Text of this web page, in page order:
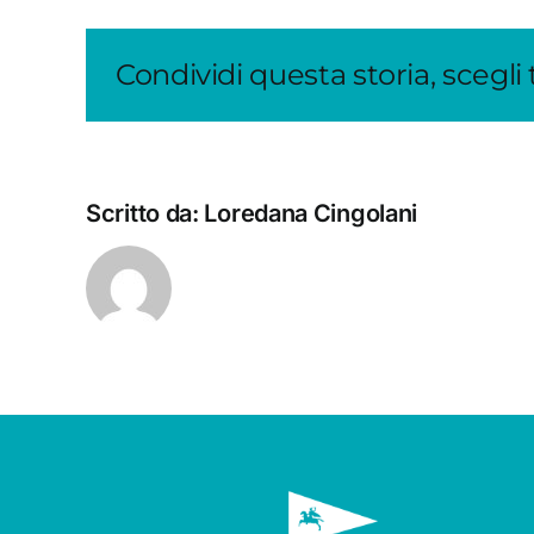
Condividi questa storia, scegli
Scritto da: Loredana Cingolani